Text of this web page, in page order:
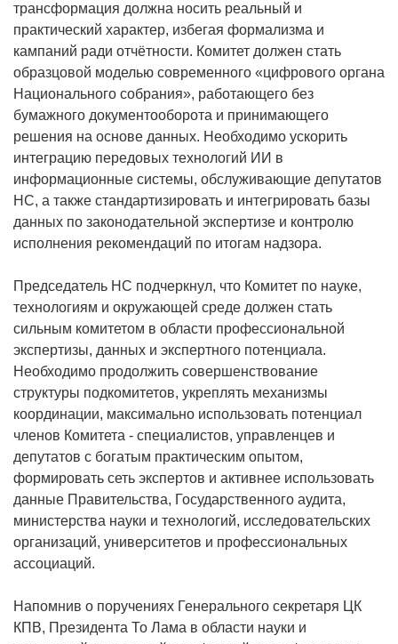
трансформация должна носить реальный и
практический характер, избегая формализма и
кампаний ради отчётности. Комитет должен стать
образцовой моделью современного «цифрового органа
Национального собрания», работающего без
бумажного документооборота и принимающего
решения на основе данных. Необходимо ускорить
интеграцию передовых технологий ИИ в
информационные системы, обслуживающие депутатов
НС, а также стандартизировать и интегрировать базы
данных по законодательной экспертизе и контролю
исполнения рекомендаций по итогам надзора.
Председатель НС подчеркнул, что Комитет по науке,
технологиям и окружающей среде должен стать
сильным комитетом в области профессиональной
экспертизы, данных и экспертного потенциала.
Необходимо продолжить совершенствование
структуры подкомитетов, укреплять механизмы
координации, максимально использовать потенциал
членов Комитета - специалистов, управленцев и
депутатов с богатым практическим опытом,
формировать сеть экспертов и активнее использовать
данные Правительства, Государственного аудита,
министерства науки и технологий, исследовательских
организаций, университетов и профессиональных
ассоциаций.
Напомнив о поручениях Генерального секретаря ЦК
КПВ, Президента То Лама в области науки и